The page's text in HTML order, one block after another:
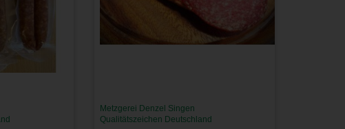
Metzgerei Denzel Singen
Qualitätszeichen Deutschland